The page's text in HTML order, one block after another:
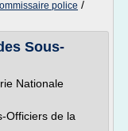
police /
Sous-
Nationale
Officiers de la